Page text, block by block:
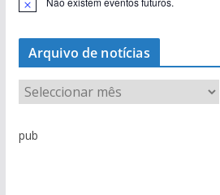
Arquivo de notícias
r
q
pub